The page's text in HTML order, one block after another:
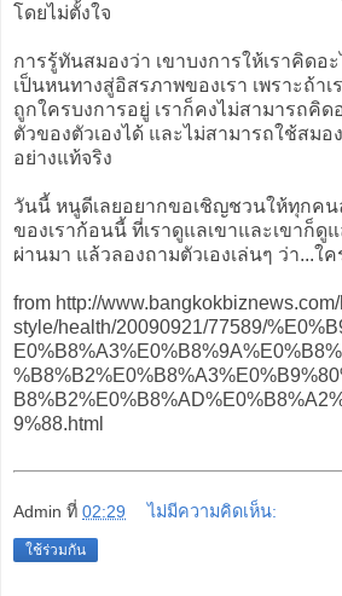
โดยไม่ตั้งใจ
การรู้ทันสมองว่า เขาบงการให้เราคิดอ
เป็นหนทางสู่อิสรภาพของเรา เพราะถ้าเ
ถูกใครบงการอยู่ เราก็คงไม่สามารถคิด
ตัวของตัวเองได้ และไม่สามารถใช้สม
อย่างแท้จริง
วันนี้ หนูดีเลยอยากขอเชิญชวนให้ทุกค
ของเราก้อนนี้ ที่เราดูแลเขาและเขาก็ดู
ผ่านมา แล้วลองถามตัวเองเล่นๆ ว่า...ใ
from http://
style/health/20090921/77589/
9%88.html
Admin ที่ 02:29 ไม่มีความคิดเห็น:
ใช้ร่วมกัน